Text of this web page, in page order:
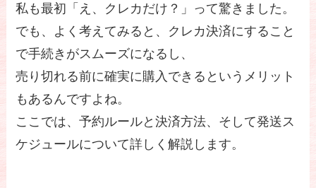
私も最初「え、クレカだけ？」って驚きました。
でも、よく考えてみると、クレカ決済にすること
で手続きがスムーズになるし、
売り切れる前に確実に購入できるというメリット
もあるんですよね。
ここでは、予約ルールと決済方法、そして発送ス
ケジュールについて詳しく解説します。